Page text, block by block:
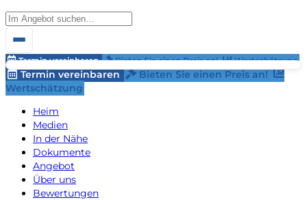
Termin vereinbaren Bieten Sie einen Preis an! Wertschätzung
Termin vereinbaren
Bieten Sie einen Preis an!
Wertschätzung
Heim
Medien
In der Nähe
Dokumente
Angebot
Über uns
Bewertungen